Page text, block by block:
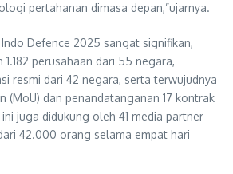
pertahanan dimasa depan,”ujarnya.
Defence 2025 sangat signifikan,
perusahaan dari 55 negara,
resmi dari 42 negara, serta terwujudnya
(MoU) dan penandatanganan 17 kontrak
juga didukung oleh 41 media partner
42.000 orang selama empat hari